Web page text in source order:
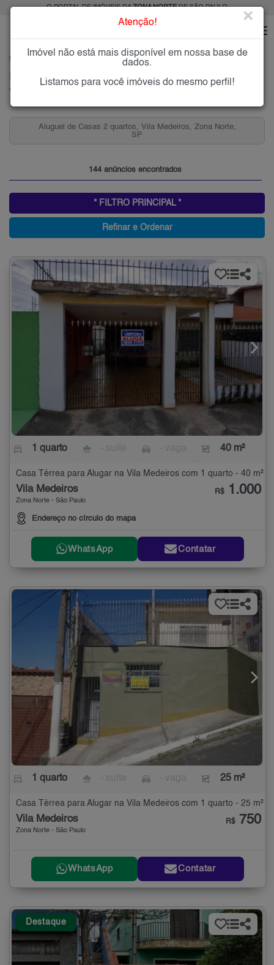
O PORTAL DE IMÓVEIS DAZONA NORTEDE SÃO PAULO
VILA MEDEIROS
Vila Medeiros, Zona Norte
Aluguel de Casas 2 quartos, Vila Medeiros, Zona Norte,
SP
144 anúncios encontrados
* FILTRO PRINCIPAL *
Refinar e Ordenar
1 quarto 40 m²
Casa Térrea para Alugar na Vila Medeiros com 1 quarto - 40 m²
Vila Medeiros
Zona Norte - São Paulo
Endereço no círculo do mapa
R$ 1.000
WhatsApp Contatar
1 quarto 25 m²
Casa Térrea para Alugar na Vila Medeiros com 1 quarto - 25 m²
Vila Medeiros
Zona Norte - São Paulo
R$ 750
WhatsApp Contatar
Destaque
Atenção! ×
Imóvel não está mais disponível em nossa base de
dados.
Listamos para você imóveis do mesmo perfil!